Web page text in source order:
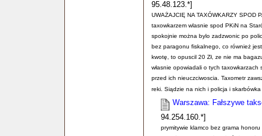
95.48.123.*]
UWAŻAJCIĘ NA TAXÓWKARZY SPOD
taxowkarzem wlasnie spod PKiN na
spokojnie można bylo zadzwonic po
bez paragonu fiskalnego, co również
kwotę, to opuscil 20 Zł, ze nie ma
własnie opowiadali o tych
przed ich nieuczciwoscia. Taxometr
reki. Siądzie na nich i policja i
Warszawa: Fałszywe
94.254.160.*]
prymitywie klamco bez grama honoru